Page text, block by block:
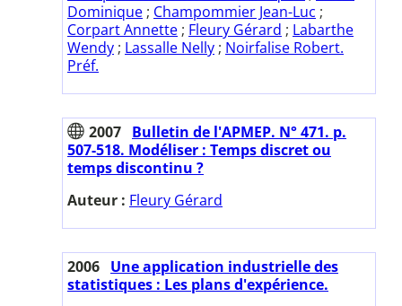
Dominique ; Champommier Jean-Luc ;
Corpart Annette ; Fleury Gérard ; Labarthe
Wendy ; Lassalle Nelly ; Noirfalise Robert.
Préf.
2007 Bulletin de l'APMEP. N° 471. p.
507-518. Modéliser : Temps discret ou
temps discontinu ?
Auteur : Fleury Gérard
2006 Une application industrielle des
statistiques : Les plans d'expérience.